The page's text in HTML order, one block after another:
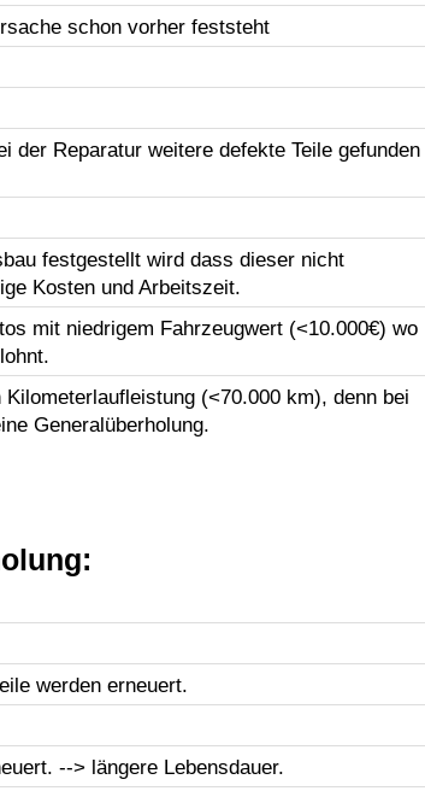
schon vorher feststeht
der Reparatur weitere defekte Teile gefunden
festgestellt wird dass dieser nicht
Kosten und Arbeitszeit.
mit niedrigem Fahrzeugwert (<10.000€) wo
(<70.000 km), denn bei
Generalüberholung.
werden erneuert.
--> längere Lebensdauer.